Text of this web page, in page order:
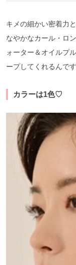
キメの細かい密着力
なやかなカール・ロ
ォーター＆オイルプ
ープしてくれるんです
カラーは1色♡